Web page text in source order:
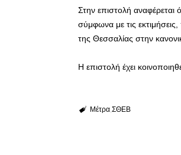
Στην επιστολή αναφέρεται
σύμφωνα με τις
της Θεσσαλίας στην
Η επιστολή έχει
Μέτρα ΣΘΕΒ